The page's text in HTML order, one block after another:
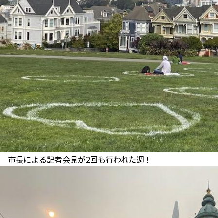
市長による記者会見が2回も行われた週！